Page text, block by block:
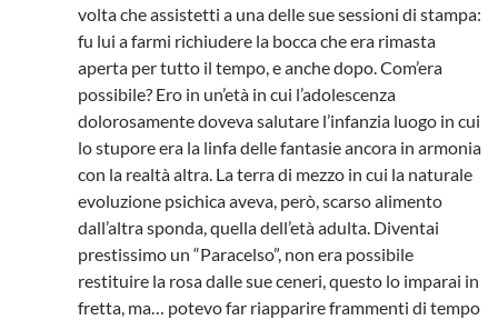
volta che assistetti a una delle sue sessioni di stampa:
fu lui a farmi richiudere la bocca che era rimasta
aperta per tutto il tempo, e anche dopo. Com’era
possibile? Ero in un’età in cui l’adolescenza
dolorosamente doveva salutare l’infanzia luogo in cui
lo stupore era la linfa delle fantasie ancora in armonia
con la realtà altra. La terra di mezzo in cui la naturale
evoluzione psichica aveva, però, scarso alimento
dall’altra sponda, quella dell’età adulta. Diventai
prestissimo un “Paracelso”, non era possibile
restituire la rosa dalle sue ceneri, questo lo imparai in
fretta, ma… potevo far riapparire frammenti di tempo